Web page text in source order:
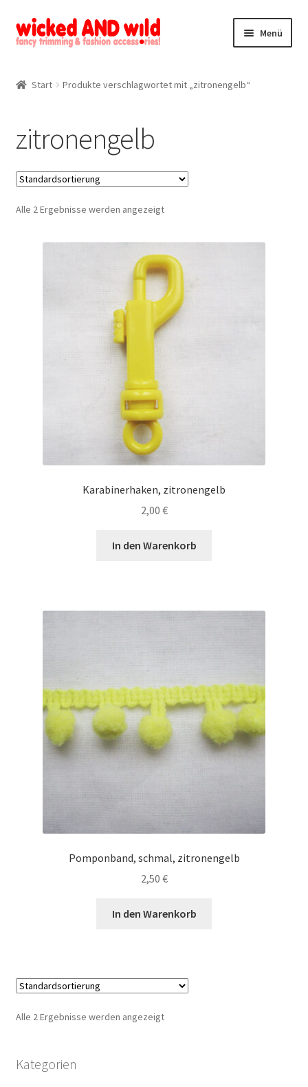
Zur
Navigation
Zum
Inhalt
Menü
Mein Konto
Kontakt
Start Produkte verschlagwortet mit „zitronengelb“
zitronengelb
Alle 2 Ergebnisse werden angezeigt
Karabinerhaken, zitronengelb
2,00 €
In den Warenkorb
Pomponband, schmal, zitronengelb
2,50 €
In den Warenkorb
Alle 2 Ergebnisse werden angezeigt
Kategorien